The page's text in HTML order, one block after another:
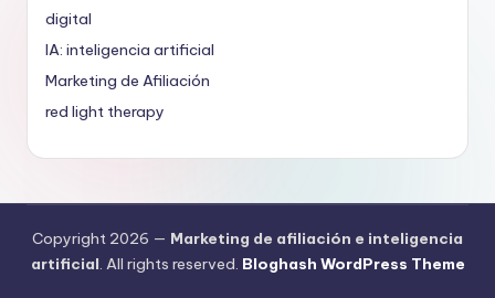
digital
IA: inteligencia artificial
Marketing de Afiliación
red light therapy
Copyright 2026 — Marketing de afiliación e inteligencia
artificial. All rights reserved. Bloghash WordPress Theme